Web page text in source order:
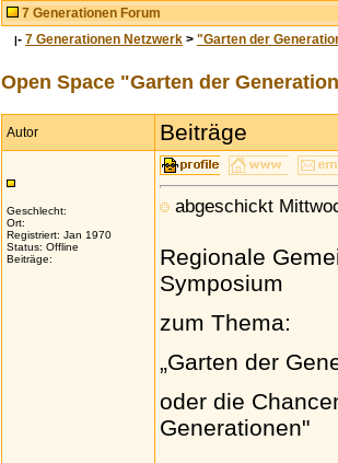
7 Generationen Forum
|- 7 Generationen Netzwerk > "Garten der
Open Space "Garten der
Autor Beiträge
Geschlecht:
Ort:
Registriert: Jan 1970
Status: Offline
Beiträge:
abgeschickt
Regionale
Symposium
zum Thema:
„Garten der
oder die
Generationen"